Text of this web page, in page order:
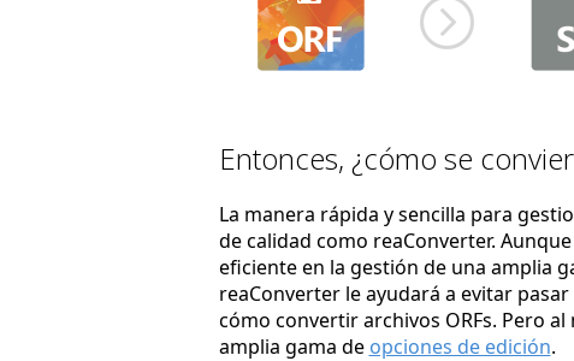
Entonces, ¿cómo se
La manera rápida y sencilla para
de calidad como reaConverter.
eficiente en la gestión de una amplia
reaConverter le ayudará a evitar
cómo convertir archivos ORFs. Pero
amplia gama de opciones de edición.